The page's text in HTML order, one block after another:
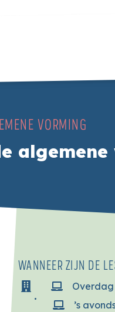
VORMING
WANNEER ZIJN DE
Overdag
’s